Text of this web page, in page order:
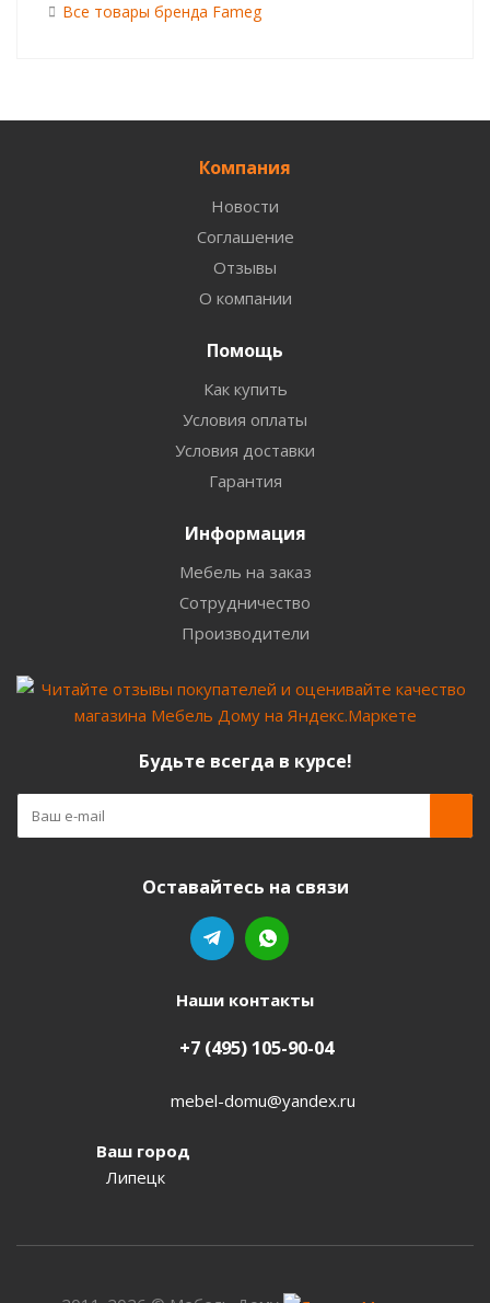
Все товары бренда Fameg
Компания
Новости
Соглашение
Отзывы
О компании
Помощь
Как купить
Условия оплаты
Условия доставки
Гарантия
Информация
Мебель на заказ
Сотрудничество
Производители
Будьте всегда в курсе!
Оставайтесь на связи
Наши контакты
+7 (495) 105-90-04
mebel-domu@yandex.ru
Ваш город
Липецк